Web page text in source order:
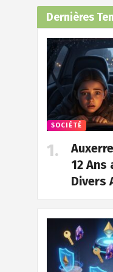
Dernières
SOCIÉTÉ
12 Ans
Divers